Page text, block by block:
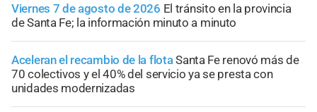
Viernes 7 de agosto de 2026 El tránsito en la provincia
de Santa Fe; la información minuto a minuto
Aceleran el recambio de la flotaSanta Fe renovó más de
70 colectivos y el 40% del servicio ya se presta con
unidades modernizadas